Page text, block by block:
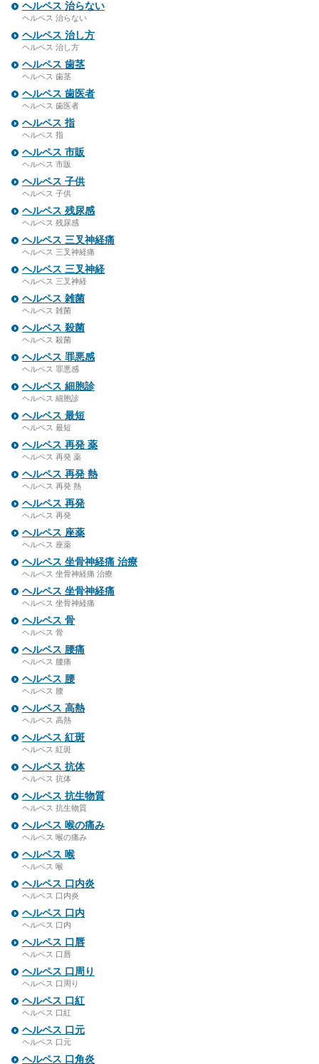
ヘルペス 治らない
ヘルペス 治らない
ヘルペス 治し方
ヘルペス 治し方
ヘルペス 歯茎
ヘルペス 歯茎
ヘルペス 歯医者
ヘルペス 歯医者
ヘルペス 指
ヘルペス 指
ヘルペス 市販
ヘルペス 市販
ヘルペス 子供
ヘルペス 子供
ヘルペス 残尿感
ヘルペス 残尿感
ヘルペス 三叉神経痛
ヘルペス 三叉神経痛
ヘルペス 三叉神経
ヘルペス 三叉神経
ヘルペス 雑菌
ヘルペス 雑菌
ヘルペス 殺菌
ヘルペス 殺菌
ヘルペス 罪悪感
ヘルペス 罪悪感
ヘルペス 細胞診
ヘルペス 細胞診
ヘルペス 最短
ヘルペス 最短
ヘルペス 再発 薬
ヘルペス 再発 薬
ヘルペス 再発 熱
ヘルペス 再発 熱
ヘルペス 再発
ヘルペス 再発
ヘルペス 座薬
ヘルペス 座薬
ヘルペス 坐骨神経痛 治療
ヘルペス 坐骨神経痛 治療
ヘルペス 坐骨神経痛
ヘルペス 坐骨神経痛
ヘルペス 骨
ヘルペス 骨
ヘルペス 腰痛
ヘルペス 腰痛
ヘルペス 腰
ヘルペス 腰
ヘルペス 高熱
ヘルペス 高熱
ヘルペス 紅斑
ヘルペス 紅斑
ヘルペス 抗体
ヘルペス 抗体
ヘルペス 抗生物質
ヘルペス 抗生物質
ヘルペス 喉の痛み
ヘルペス 喉の痛み
ヘルペス 喉
ヘルペス 喉
ヘルペス 口内炎
ヘルペス 口内炎
ヘルペス 口内
ヘルペス 口内
ヘルペス 口唇
ヘルペス 口唇
ヘルペス 口周り
ヘルペス 口周り
ヘルペス 口紅
ヘルペス 口紅
ヘルペス 口元
ヘルペス 口元
ヘルペス 口角炎